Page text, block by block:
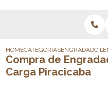
HOMECATEGORIASENGRADADO
Compra de
Carga Piracicaba